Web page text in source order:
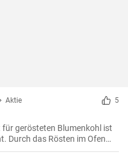
Aktie 5
für gerösteten Blumenkohl ist
Durch das Rösten im Ofen
süßen und nussigen